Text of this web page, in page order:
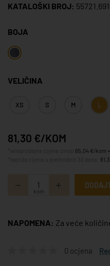
KATALOŠKI BROJ:
BOJA
VELIČINA
XS S M L
81,30 €/KOM
65,04 €/kom
kom
NAPOMENA: Za veće
0 ocjena